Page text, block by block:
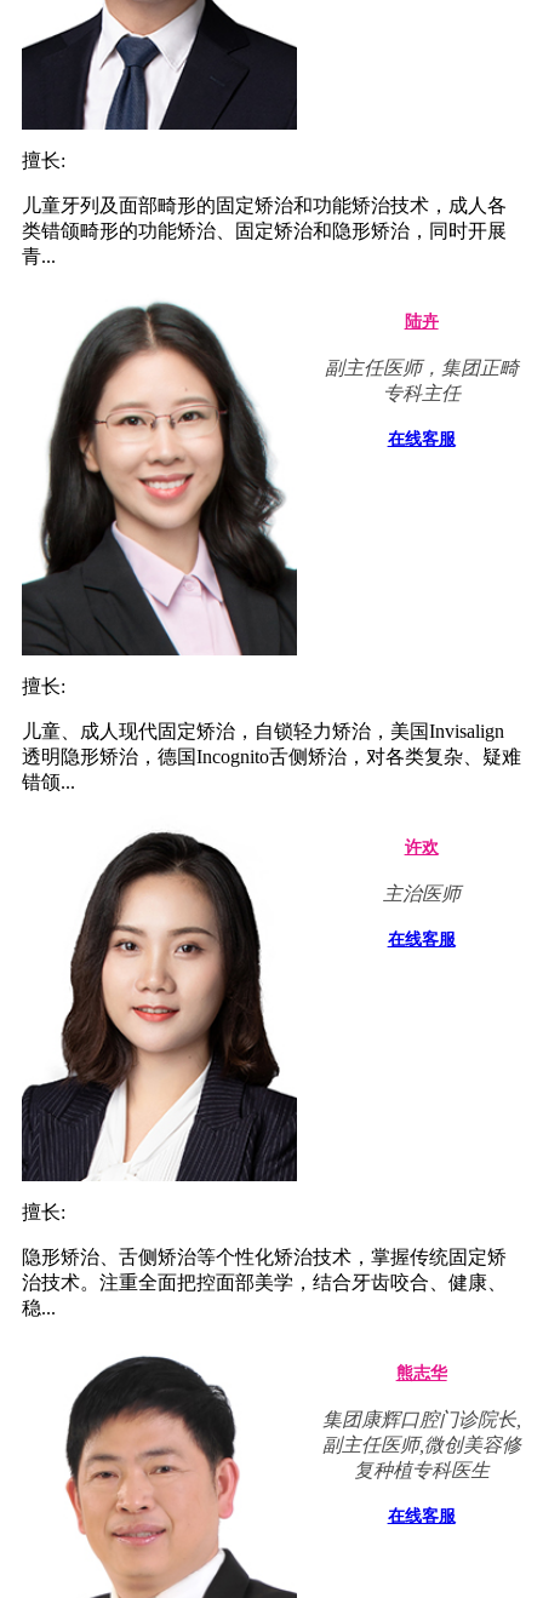
擅长:
儿童牙列及面部畸形的固定矫治和功能矫治技术，成人各
类错颌畸形的功能矫治、固定矫治和隐形矫治，同时开展
青...
陆卉
副主任医师，集团正畸
专科主任
在线客服
擅长:
儿童、成人现代固定矫治，自锁轻力矫治，美国Invisalign
透明隐形矫治，德国Incognito舌侧矫治，对各类复杂、疑难
错颌...
许欢
主治医师
在线客服
擅长:
隐形矫治、舌侧矫治等个性化矫治技术，掌握传统固定矫
治技术。注重全面把控面部美学，结合牙齿咬合、健康、
稳...
熊志华
集团康辉口腔门诊院长,
副主任医师,微创美容修
复种植专科医生
在线客服